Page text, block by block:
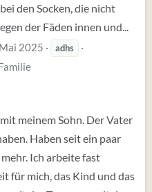
den Socken, die nicht
der Fäden innen und...
2025 adhs
meinem Sohn. Der Vater
Haben seit ein paar
Ich arbeite fast
für mich, das Kind und das